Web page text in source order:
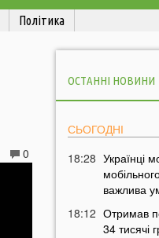
Політика
0
ОСТАННІ НОВИНИ
СЬОГОДНІ
18:28 Українці
важлива
18:12 Отримав
34 тисячі